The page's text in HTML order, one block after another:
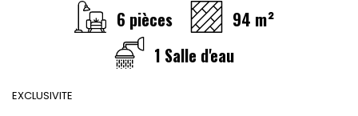
6 pièces
94 m²
1 Salle d'eau
EXCLUSIVITE